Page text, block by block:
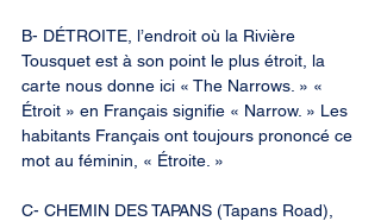
B- DÉTROITE, l’endroit où la Rivière
Tousquet est à son point le plus étroit, la
carte nous donne ici « The Narrows. » «
Étroit » en Français signifie « Narrow. » Les
habitants Français ont toujours prononcé ce
mot au féminin, « Étroite. »
C- CHEMIN DES TAPANS (Tapans Road),